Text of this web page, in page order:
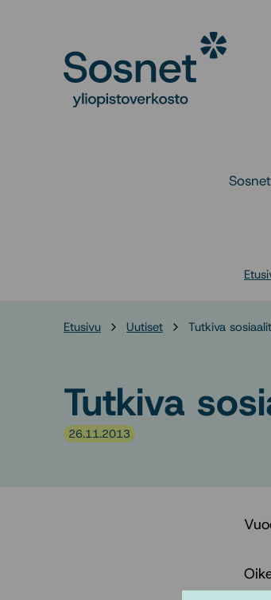
Sosnet
Etusivu Uutiset Tutkiva
Tutkiva
26.11.2013